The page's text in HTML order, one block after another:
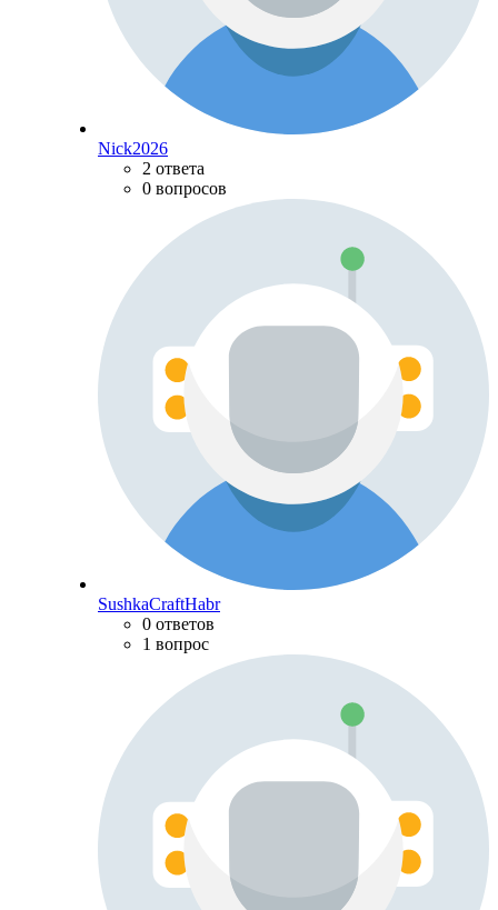
Nick2026
2 ответа
0 вопросов
SushkaCraftHabr
0 ответов
1 вопрос